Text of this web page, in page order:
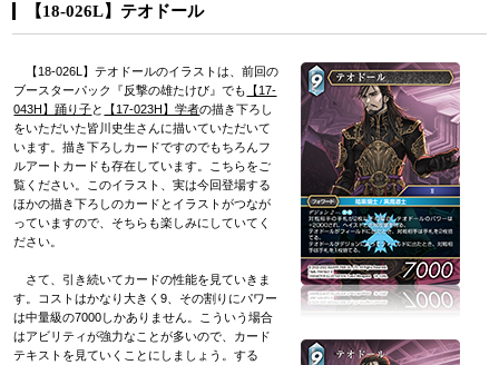
【18-026L】テオドール
【18-026L】テオドールのイラストは、前回の
ブースターパック『反撃の雄たけび』でも
【17-
043H】踊り子と 【17-023H】学者の描き下ろし
をいただいた皆川史生さんに描いていただいて
います。描き下ろしカードですのでもちろんフ
ルアートカードも存在しています。こちらをご
覧ください。このイラスト、実は今回登場する
ほかの描き下ろしのカードとイラストがつなが
っていますので、そちらも楽しみにしていてく
ださい。
さて、引き続いてカードの性能を見ていきま
す。コストはかなり大きく9、その割りにパワー
は中量級の7000しかありません。こういう場合
はアビリティが強力なことが多いので、カード
テキストを見ていくことにしましょう。する